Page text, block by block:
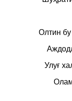
Олтин
Улуғ